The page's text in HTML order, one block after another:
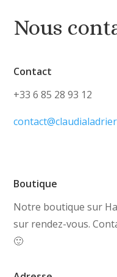
Nous
Contact
+33 6 85 28 93 12
Boutique
Notre boutique sur
sur rendez-vous.
🙂